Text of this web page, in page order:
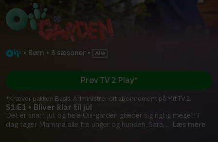
• Børn • 3 sæsoner •
S1:E1 • Bliver klar til jul
Det er snart jul, og hele Oiii-gården glæder sig rigtig meget! I
dag tager Mamma alle tre unger og hunden, Sara,... Læs mere
Prøv TV 2 Play*
*Kræver pakken Basis. Administrer dit abonnement på Mit TV 2.